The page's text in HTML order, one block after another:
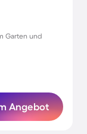
Garten und
Angebot